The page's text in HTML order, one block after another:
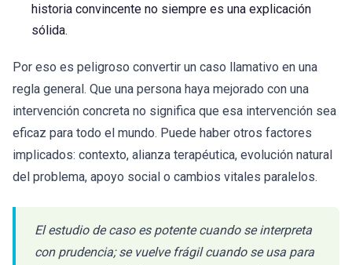
historia convincente no siempre es una explicación
sólida.
Por eso es peligroso convertir un caso llamativo en una
regla general. Que una persona haya mejorado con una
intervención concreta no significa que esa intervención sea
eficaz para todo el mundo. Puede haber otros factores
implicados: contexto, alianza terapéutica, evolución natural
del problema, apoyo social o cambios vitales paralelos.
El estudio de caso es potente cuando se interpreta
con prudencia; se vuelve frágil cuando se usa para